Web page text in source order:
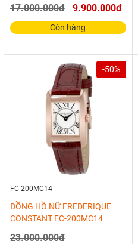
17.000.000đ 9.900.000đ
Còn hàng
-50%
FC-200MC14
ĐỒNG HỒ NỮ FREDERIQUE
CONSTANT FC-200MC14
23.000.000đ